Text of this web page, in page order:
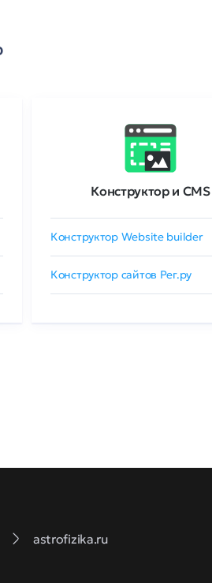
Конструктор и CMS
Конструктор Website builder
Конструктор сайтов Рег.ру
astrofizika.ru